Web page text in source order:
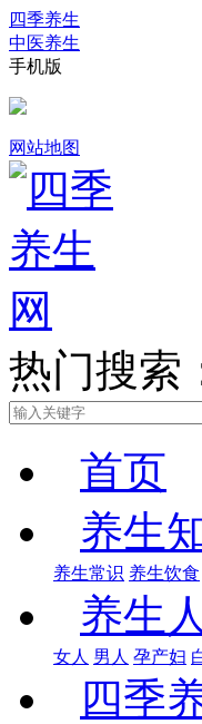
四季养生
中医养生
手机版
网站地图
热门搜索
首页
养生
养生常识 养生饮食
养生
女人 男人 孕产妇
四季